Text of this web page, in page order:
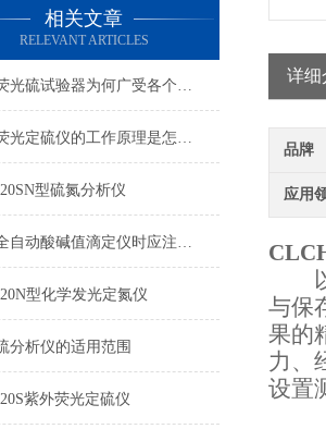
相关文章
RELEVANT ARTICLES
紫外荧光硫试验器为何广受各个行业的青睐？
紫外荧光定硫仪的工作原理是怎样的
型硫氮分析仪
使用全自动酸碱值滴定仪时应注意的要点汇总
型化学发光定氮仪
分析仪的适用范围
紫外荧光定硫仪
详细
品牌
应用
以
与保
果的
力、
设置